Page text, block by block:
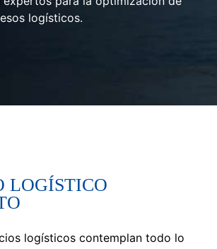
logísticos.
LOGÍSTICO
logísticos contemplan todo lo